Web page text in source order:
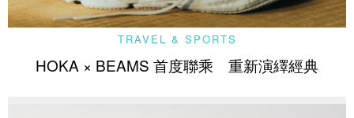
TRAVEL & SPORTS
HOKA × BEAMS 首度聯乘 重新演繹經典